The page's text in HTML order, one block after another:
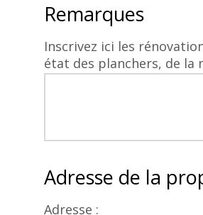
Remarques
Inscrivez ici les
état des planchers, de la
Adresse de la
Adresse :